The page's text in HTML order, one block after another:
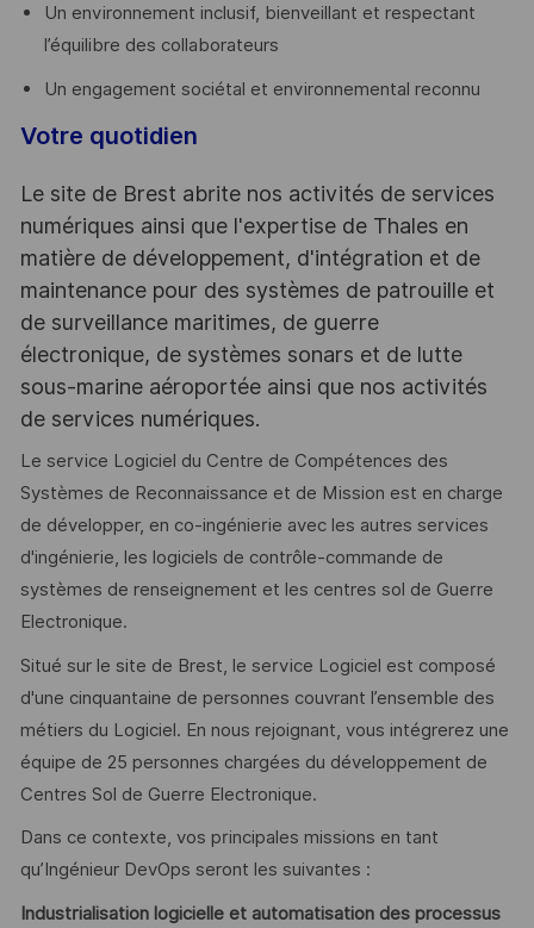
Un environnement inclusif, bienveillant et respectant
l’équilibre des collaborateurs
Un engagement sociétal et environnemental reconnu
Votre quotidien
Le site de Brest abrite nos activités de services
numériques ainsi que l'expertise de Thales en
matière de développement, d'intégration et de
maintenance pour des systèmes de patrouille et
de surveillance maritimes, de guerre
électronique, de systèmes sonars et de lutte
sous-marine aéroportée ainsi que nos activités
de services numériques.
Le service Logiciel du Centre de Compétences des
Systèmes de Reconnaissance et de Mission est en charge
de développer, en co-ingénierie avec les autres services
d'ingénierie, les logiciels de contrôle-commande de
systèmes de renseignement et les centres sol de Guerre
Electronique.
Situé sur le site de Brest, le service Logiciel est composé
d'une cinquantaine de personnes couvrant l’ensemble des
métiers du Logiciel. En nous rejoignant, vous intégrerez une
équipe de 25 personnes chargées du développement de
Centres Sol de Guerre Electronique.
Dans ce contexte, vos principales missions en tant
qu’Ingénieur DevOps seront les suivantes :
Industrialisation logicielle et automatisation des processus